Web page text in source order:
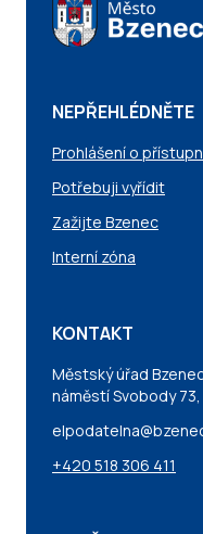
NEPŘEHLÉDNĚTE
Prohlášení o
Potřebuji vyřídit
Zažijte Bzenec
Interní zóna
KONTAKT
Městský úřad
náměstí Svobody
+420 518 306 411